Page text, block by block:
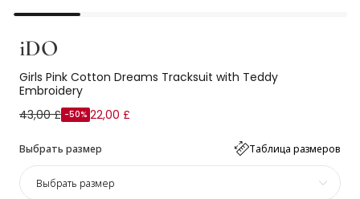
iDO
Girls Pink Cotton Dreams Tracksuit with Teddy
Embroidery
43,00 £ -50% 22,00 £
Выбрать размер Таблица размеров
Выбрать размер